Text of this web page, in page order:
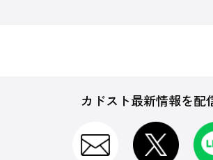
カドスト最新情報を配